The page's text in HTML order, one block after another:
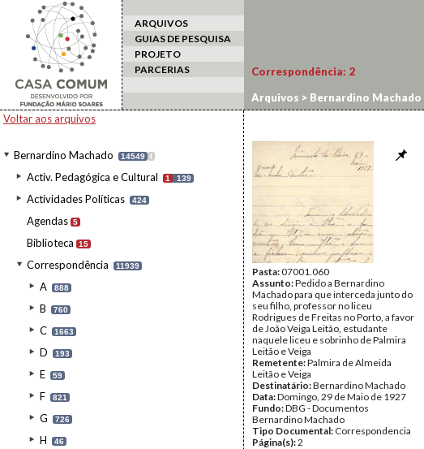
ARQUIVOS
GUIAS DE PESQUISA
PROJETO
PARCERIAS
Voltar aos arquivos
Bernardino Machado 14549 I
Activ. Pedagógica e Cultural 1 139
Actividades Políticas 424
Agendas 5
Biblioteca 15
Correspondência 11939
A 888
B 760
C 1663
D 193
E 59
F 821
G 726
H 46
Correspondência: 2
Arquivos > Bernardino Machado
Pasta:07001.060
Assunto:Pedido a Bernardino
Machado para que interceda junto do
seu filho, professor no liceu
Rodrigues de Freitas no Porto, a favor
de João Veiga Leitão, estudante
naquele liceu e sobrinho de Palmira
Leitão e Veiga
Remetente:Palmira de Almeida
Leitão e Veiga
Destinatário:Bernardino Machado
Data:Domingo, 29 de Maio de 1927
Fundo:DBG - Documentos
Bernardino Machado
Tipo Documental: Correspondencia
Página(s):2